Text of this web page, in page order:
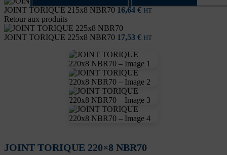
JOINT TORIQUE 215x8 NBR70 16,64 € HT
Retour aux produits
JOINT TORIQUE 225x8 NBR70 17,53 € HT
JOINT TORIQUE 220×8 NBR70